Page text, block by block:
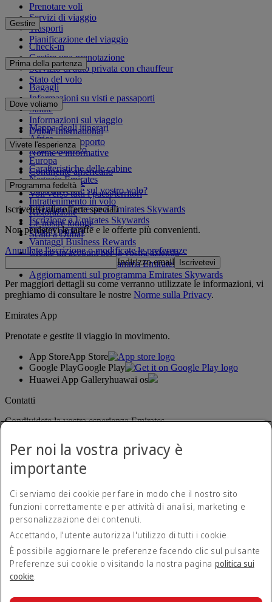
Prenotare voli
Servizi di viaggio
Trasporti
Pianificazione del viaggio
Gestire
Check-in
Gestire una prenotazione
Servizio di auto privata con chauffeur
Stato del volo
Prima della partenza
Bagagli
Informazioni su visti e passaporti
Salute
Informazioni sul viaggio
Dubai International
Da e per l'aeroporto
Norme e informative
Dove voliamo
Mappa degli itinerari
Africa
Asia e Pacifico
Europa
Continente americano
Medio Oriente
Voli verso tutti i paesi/territori
Vivete l'esperienza
Caratteristiche delle cabine
Negozio Emirates
Cosa troverete sul vostro volo?
Intrattenimento in volo
Ristorazione
Le nostre lounge
Scalo a Dubai
Programma fedeltà
Effettuate l'accesso a Emirates Skywards
Iscrizione a Emirates Skywards
I nostri partner
Vantaggi Business Rewards
Create un account per la vostra azienda
Regolamento del programma Emirates Skywards
Aggiornamenti sul programma Emirates Skywards
Iscrivetevi alle offerte speciali
Non perdetevi le tariffe e le offerte più convenienti.
Annullate l'iscrizione o modificate le preferenze
Indirizzo email Iscrivetevi
Per maggiori dettagli su come verranno utilizzate le informazioni, vi
preghiamo di consultare le nostre Norme sulla Privacy.
Emirates App
Prenotate e gestite il viaggio in movimento.
App StoreApp Store
Google PlayGoogle Play
Huawei App Galleryhuawai os
Contatti
Condividete la vostra esperienza Emirates.
Contatti
Norme sulla privacy
Termini e condizioni
Sicurezza informatica
Per noi la vostra privacy è
importante
Ci serviamo dei cookie per fare in modo che il nostro sito
funzioni correttamente e per attività di analisi, marketing e
personalizzazione dei contenuti.
Accettando, l'utente autorizza l'utilizzo di tutti i cookie.
È possibile aggiornare le preferenze facendo clic sul pulsante
Preferenze sui cookie o visitando la nostra pagina politica sui
cookie.